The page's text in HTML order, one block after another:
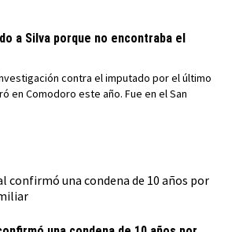
a Silva porque no encontraba el
contra el imputado por el último
en Comodoro este año. Fue en el San